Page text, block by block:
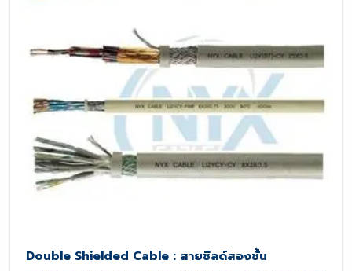
Double Shielded Cable : สายชีลด์สองชั้น